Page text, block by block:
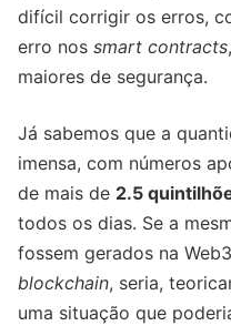
difícil corrigir os erros,
erro nos smart contracts
maiores de segurança.
Já sabemos que a
imensa, com números
de mais de 2.5
todos os dias. Se a
fossem gerados na
blockchain, seria,
uma situação que